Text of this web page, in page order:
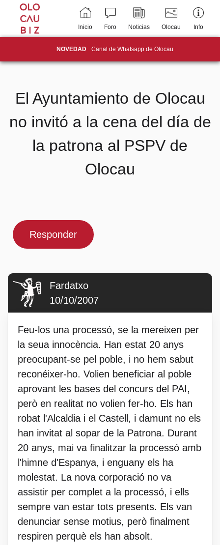
Inicio Foro Noticias Olocau Info
NOVEDAD Canal de Whatsapp de Olocau
El Ayuntamiento de Olocau
no invitó a la cena del día de
la patrona al PSPV de
Olocau
Responder
Fardatxo
10/10/2007
Feu-los una processó, se la mereixen per
la seua innocència. Han estat 20 anys
preocupant-se pel poble, i no hem sabut
reconéixer-ho. Volien beneficiar al poble
aprovant les bases del concurs del PAI,
però en realitat no volien fer-ho. Els han
robat l'Alcaldia i el Castell, i damunt no els
han invitat al sopar de la Patrona. Durant
20 anys, mai va finalitzar la processó amb
l'himne d'Espanya, i enguany els ha
molestat. La nova corporació no va
assistir per complet a la processó, i ells
sempre van estar tots presents. Els van
denunciar sense motius, però finalment
respiren perquè els han absolt.